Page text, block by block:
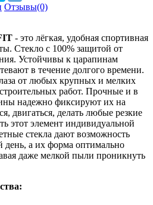
Отзывы(0)
- это лёгкая, удобная спортивная
Стекло с 100% защитой от
Устойчивы к царапинам
в течение долгого времени.
от любых крупных и мелких
работ. Прочные и в
надежно фиксируют их на
двигаться, делать любые резкие
этот элемент индивидуальной
стекла дают возможность
день, а их форма оптимально
даже мелкой пыли проникнуть